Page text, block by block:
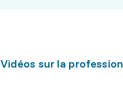
Vidéos sur la profession